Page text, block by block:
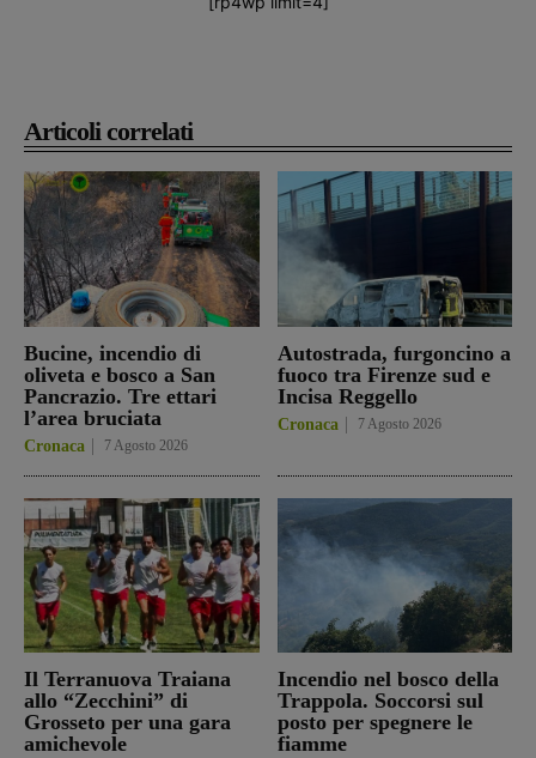
Articoli correlati
Bucine, incendio di
oliveta e bosco a San
Pancrazio. Tre ettari
l’area bruciata
Cronaca 7 Agosto 2026
Autostrada, furgoncino a
fuoco tra Firenze sud e
Incisa Reggello
Cronaca 7 Agosto 2026
Il Terranuova Traiana
allo “Zecchini” di
Grosseto per una gara
amichevole
Incendio nel bosco della
Trappola. Soccorsi sul
posto per spegnere le
fiamme